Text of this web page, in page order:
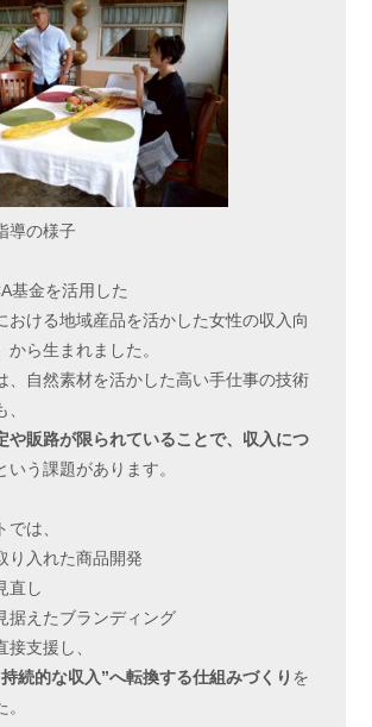
導の様子
基金を活用した
おける地域産品を活かした女性の収入向
から生まれました。
、自然素材を活かした高い手仕事の技術
や販路が限られていることで、収入につ
いう課題があります。
は、
り入れた商品開発
直し
据えたブランディング
支援し、
続的な収入”へ転換する仕組みづくり を